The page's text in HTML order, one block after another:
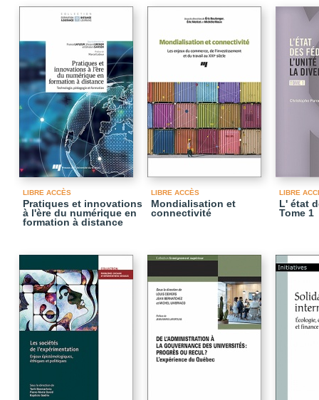
LIBRE ACCÈS
Pratiques et innovations
à l'ère du numérique en
formation à distance
LIBRE ACCÈS
Mondialisation et
connectivité
LIBRE
L' état
Tome 1